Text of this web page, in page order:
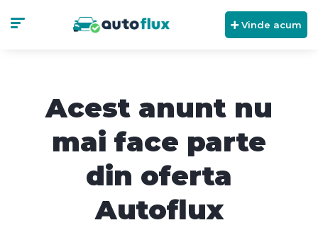
Vinde acum
Acest anunt nu
mai face parte
din oferta
Autoflux